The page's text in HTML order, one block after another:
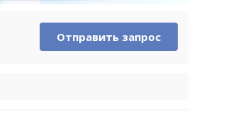
Отправить запрос